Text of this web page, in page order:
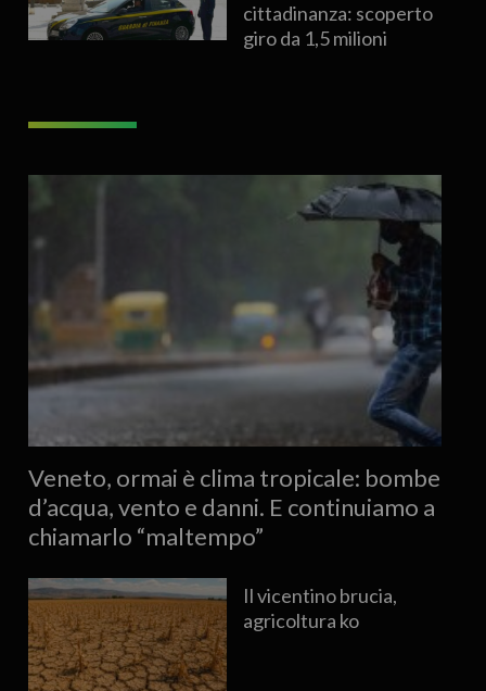
cittadinanza: scoperto
giro da 1,5 milioni
Veneto, ormai è clima tropicale: bombe
d’acqua, vento e danni. E continuiamo a
chiamarlo “maltempo”
Il vicentino brucia,
agricoltura ko